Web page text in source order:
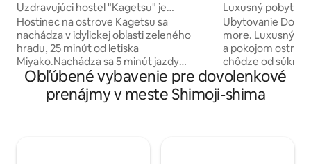
Uzdravujúci hostel "Kagetsu" je
vzdialený 5 minút jazdy od pobrežia
Shinshiro, pokladnice tropických rýb. V
širokej záhrade si môžete vychutnať
hviezdnu oblohu a grilovanie.
Hostinec na ostrove Kagetsu sa
nachádza v idylickej oblasti zeleného
hradu, 25 minút od letiska
Miyako.Nachádza sa 5 minút jazdy
autom od obľúbenej pláže Shinjo na
mieste šnorchlovania a je to miesto č. 1.
Možno, že biele piesočné pláže na
Luxusný pobyt v
výhľadom na
more a pokoj
Ubytovanie
more. Luxusný
a pokojom ostrova
chôdze od
smaragdovej
otvoreným
Užite si luxusný
Obľúbené vybavenie pre dovolenkové
prenájmy v meste Shimoji-shima